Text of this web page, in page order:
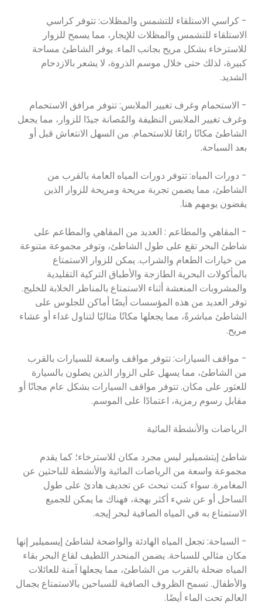
- كراسي الاستلقاء للتشمس والمظلات: تتوفر كراسي
الاستلقاء للتشمس والمظلات للإيجار، مما يسمح للزوار
للاسترخاء بشكل مريح بجانب الماء. يوفر الشاطئ مساحة
كبيرة، لذلك حتى خلال موسم الذروة، لا يشعر بالازدحام
الشديد.
- الاستحمام وغرف تغيير الملابس: تتوفر مرافق الاستحمام
وغرف تغيير الملابس النظيفة والمُصانة جيدًا للزوار، مما يجعل
الشاطئ مكانًا رائعًا للاستحمام. من السهل الانتعاش قبل أو
بعد السباحة.
- دورات المياه: تتوفر دورات المياه العامة بالقرب من
الشاطئ، مما يضمن تجربة مريحة ومريحة للزوار الذين
يقضون يومهم هنا.
- المقاهي والمطاعم : العديد من المقاهي والمطاعم على
شاطئ البحر تقع على طول الشاطئ، وتوفر مجموعة متنوعة
من خيارات الطعام والشراب. يمكن للزوار الاستمتاع
بالمأكولات البحرية الطازجة والأطباق التركية التقليدية
والمشروبات المنعشة أثناء الاستمتاع بالمناظر الخلابة للخليج.
توفر العديد من هذه المؤسسات أيضًا أماكن للجلوس على
الشاطئ مباشرةً، مما يجعلها مكانًا مثاليًا لتناول غداء أو عشاء
مريح.
- مواقف السيارات: تتوفر مواقف واسعة للسيارات بالقرب
من الشاطئ، مما يسهل على الزوار الذين يصلون بالسيارة
للعثور على مكان. تتوفر مواقف السيارات بشكل عام مجانًا أو
مقابل رسوم رمزية، اعتمادًا على الموسم.
الرياضات والأنشطة المائية
شاطئ إيتشميلير ليس مجرد مكان للاسترخاء؛ كما يقدم
مجموعة واسعة من الرياضات المائية والأنشطة للباحثين عن
المغامرة. سواء كنت تبحث عن تجديف هادئ على طول
الساحل أو عن شيء أكثر بهجة، فهناك ما يمكن للجميع
الاستمتاع به في المياه الصافية لبحر إيجه.
- السباحة: تجعل المياه الهادئة والواضحة لشاطئ إيسميلير إنها
مكان مثالي للسباحة. يضمن المنحدر اللطيف لقاع البحر بقاء
المياه ضحلة بالقرب من الشاطئ، مما يجعلها آمنة للعائلات
والأطفال. تسمح الظروف الصافية للسباحين بالاستمتاع بجمال
العالم تحت الماء أيضًا.